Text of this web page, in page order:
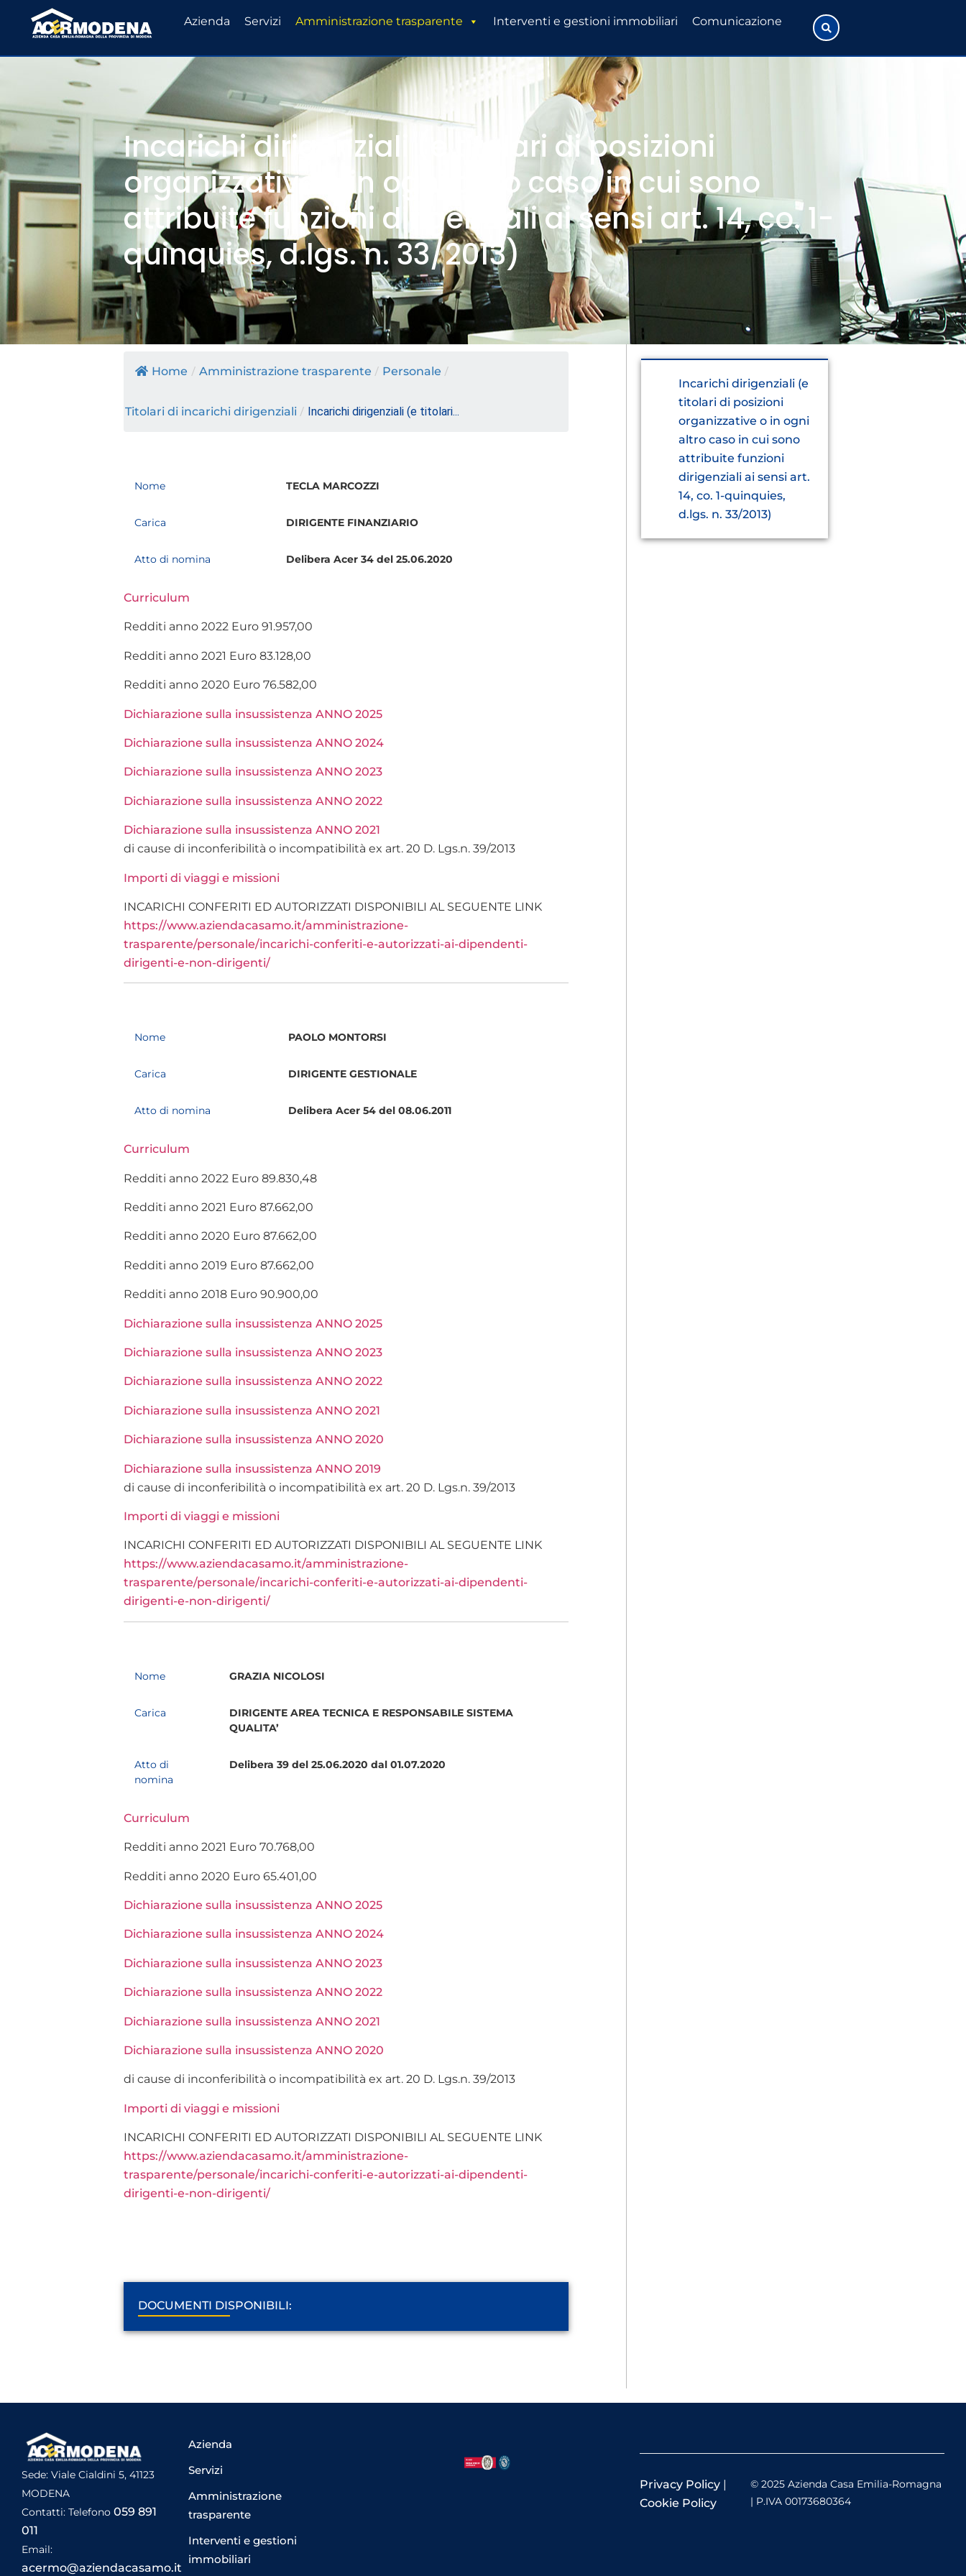
Azienda Servizi Amministrazione trasparente Interventi e gestioni immobiliari Comunicazione
Incarichi dirigenziali (e titolari di posizioni
organizzative o in ogni altro caso in cui sono
attribuite funzioni dirigenziali ai sensi art. 14, co. 1-
quinquies, d.lgs. n. 33/2013)
Home / Amministrazione trasparente / Personale /
Titolari di incarichi dirigenziali / Incarichi dirigenziali (e titolari...
Nome TECLA MARCOZZI
Carica DIRIGENTE FINANZIARIO
Atto di nomina Delibera Acer 34 del 25.06.2020
Curriculum
Redditi anno 2022 Euro 91.957,00
Redditi anno 2021 Euro 83.128,00
Redditi anno 2020 Euro 76.582,00
Dichiarazione sulla insussistenza ANNO 2025
Dichiarazione sulla insussistenza ANNO 2024
Dichiarazione sulla insussistenza ANNO 2023
Dichiarazione sulla insussistenza ANNO 2022
Dichiarazione sulla insussistenza ANNO 2021
di cause di inconferibilità o incompatibilità ex art. 20 D. Lgs.n. 39/2013
Importi di viaggi e missioni
INCARICHI CONFERITI ED AUTORIZZATI DISPONIBILI AL SEGUENTE LINK
https://www.aziendacasamo.it/amministrazione-
trasparente/personale/incarichi-conferiti-e-autorizzati-ai-dipendenti-
dirigenti-e-non-dirigenti/
Nome PAOLO MONTORSI
Carica DIRIGENTE GESTIONALE
Atto di nomina Delibera Acer 54 del 08.06.2011
Curriculum
Redditi anno 2022 Euro 89.830,48
Redditi anno 2021 Euro 87.662,00
Redditi anno 2020 Euro 87.662,00
Redditi anno 2019 Euro 87.662,00
Redditi anno 2018 Euro 90.900,00
Dichiarazione sulla insussistenza ANNO 2025
Dichiarazione sulla insussistenza ANNO 2023
Dichiarazione sulla insussistenza ANNO 2022
Dichiarazione sulla insussistenza ANNO 2021
Dichiarazione sulla insussistenza ANNO 2020
Dichiarazione sulla insussistenza ANNO 2019
di cause di inconferibilità o incompatibilità ex art. 20 D. Lgs.n. 39/2013
Importi di viaggi e missioni
INCARICHI CONFERITI ED AUTORIZZATI DISPONIBILI AL SEGUENTE LINK
https://www.aziendacasamo.it/amministrazione-
trasparente/personale/incarichi-conferiti-e-autorizzati-ai-dipendenti-
dirigenti-e-non-dirigenti/
Nome GRAZIA NICOLOSI
Carica
DIRIGENTE AREA TECNICA E RESPONSABILE SISTEMA
QUALITA’
Atto di
nomina
Delibera 39 del 25.06.2020 dal 01.07.2020
Curriculum
Redditi anno 2021 Euro 70.768,00
Redditi anno 2020 Euro 65.401,00
Dichiarazione sulla insussistenza ANNO 2025
Dichiarazione sulla insussistenza ANNO 2024
Dichiarazione sulla insussistenza ANNO 2023
Dichiarazione sulla insussistenza ANNO 2022
Dichiarazione sulla insussistenza ANNO 2021
Dichiarazione sulla insussistenza ANNO 2020
di cause di inconferibilità o incompatibilità ex art. 20 D. Lgs.n. 39/2013
Importi di viaggi e missioni
INCARICHI CONFERITI ED AUTORIZZATI DISPONIBILI AL SEGUENTE LINK
https://www.aziendacasamo.it/amministrazione-
trasparente/personale/incarichi-conferiti-e-autorizzati-ai-dipendenti-
dirigenti-e-non-dirigenti/
DOCUMENTI DISPONIBILI:
Incarichi dirigenziali (e
titolari di posizioni
organizzative o in ogni
altro caso in cui sono
attribuite funzioni
dirigenziali ai sensi art.
14, co. 1-quinquies,
d.lgs. n. 33/2013)
Sede: Viale Cialdini 5, 41123
MODENA
Contatti: Telefono 059 891
011
Email:
acermo@aziendacasamo.it
Azienda
Servizi
Amministrazione
trasparente
Interventi e gestioni
immobiliari
Privacy Policy |
Cookie Policy
© 2025 Azienda Casa Emilia-Romagna
| P.IVA 00173680364